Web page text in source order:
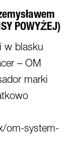
POWYŻEJ)
w blasku
– OM
marki
om-system-